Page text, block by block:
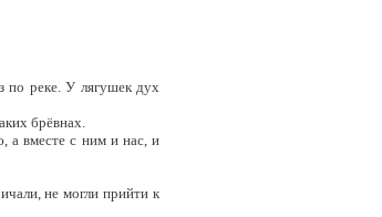
по реке. У лягушек дух
брёвнах.
а вместе с ним и нас, и
не могли прийти к